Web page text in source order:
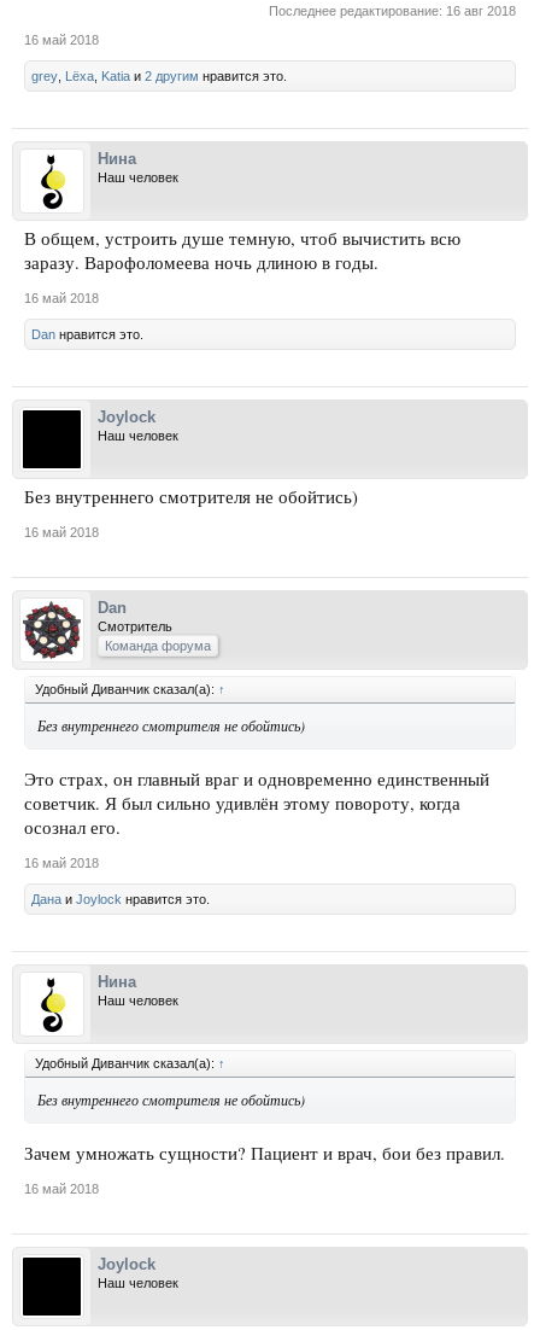
Последнее редактирование: 16 авг 2018
16 май 2018
grey Lёxa Katia и 2 другим нравится это.
Нина
Наш человек
В общем, устроить душе темную, чтоб вычистить всю
заразу. Варофоломеева ночь длиною в годы.
16 май 2018
Dan нравится это.
Joylock
Наш человек
Без внутреннего смотрителя не обойтись)
16 май 2018
Dan
Смотритель
Команда форума
Удобный Диванчик сказал(а): ↑
Без внутреннего смотрителя не обойтись)
Это страх, он главный враг и одновременно единственный
советчик. Я был сильно удивлён этому повороту, когда
осознал его.
16 май 2018
Дана и Joylock нравится это.
Нина
Наш человек
Удобный Диванчик сказал(а): ↑
Без внутреннего смотрителя не обойтись)
Зачем умножать сущности? Пациент и врач, бои без правил.
16 май 2018
Joylock
Наш человек